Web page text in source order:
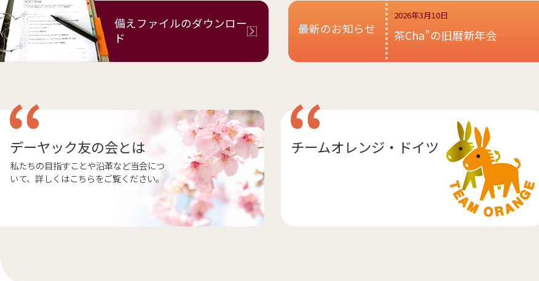
備えファイルのダウンロー
ド
最新のお知らせ
2026年3月10日
茶Cha”の旧暦新年会
デーヤック友の会とは
私たちの目指すことや沿革など当会につ
いて、詳しくはこちらをご覧ください。
チームオレンジ・ ドイツ